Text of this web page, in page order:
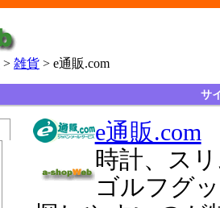
> 雑貨 > e通販.com
サ
e通販.com
時計、ス
ゴルフグ